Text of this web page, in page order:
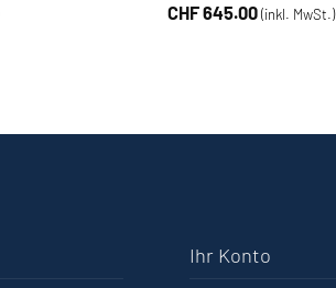
CHF645.00 (inkl. MwSt.)
Ihr Konto